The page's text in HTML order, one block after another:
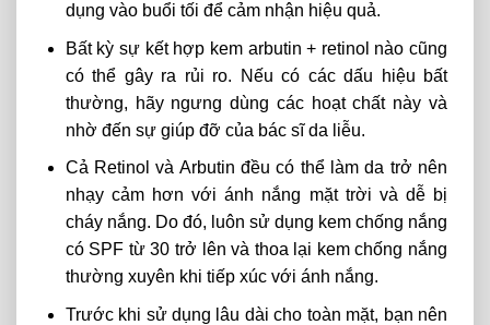
dụng vào buổi tối để cảm nhận hiệu quả.
Bất kỳ sự kết hợp kem arbutin + retinol nào cũng
có thể gây ra rủi ro. Nếu có các dấu hiệu bất
thường, hãy ngưng dùng các hoạt chất này và
nhờ đến sự giúp đỡ của bác sĩ da liễu.
Cả Retinol và Arbutin đều có thể làm da trở nên
nhạy cảm hơn với ánh nắng mặt trời và dễ bị
cháy nắng. Do đó, luôn sử dụng kem chống nắng
có SPF từ 30 trở lên và thoa lại kem chống nắng
thường xuyên khi tiếp xúc với ánh nắng.
Trước khi sử dụng lâu dài cho toàn mặt, bạn nên